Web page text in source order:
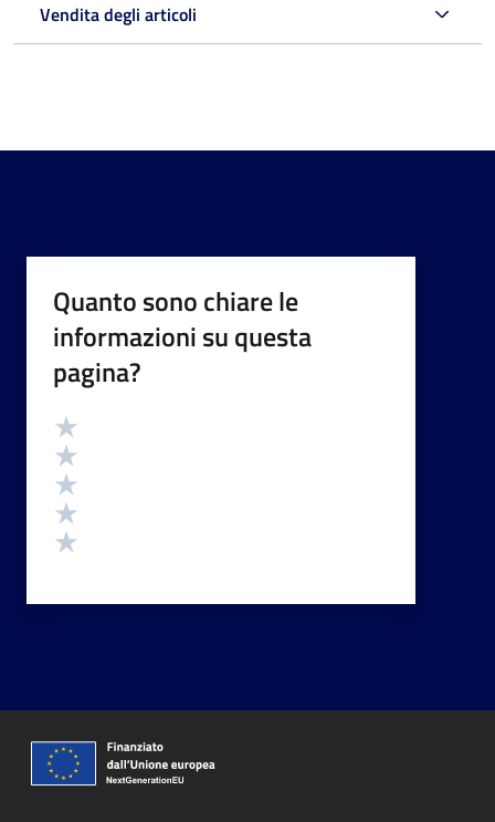
Vendita degli articoli
Quanto sono chiare le
informazioni su questa
pagina?
Valutazione